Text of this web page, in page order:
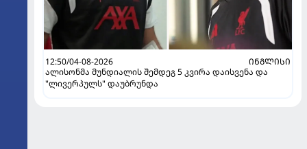
12:50/04-08-2026
ᲘᲜᲒᲚᲘᲡᲘ
ალისონმა მუნდიალის შემდეგ 5 კვირა დაისვენა და
"ლივერპულს" დაუბრუნდა